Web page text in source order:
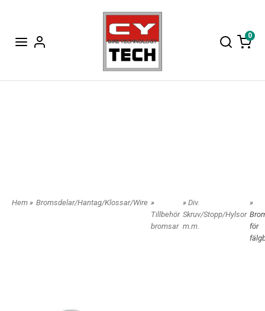
0
Hem » Bromsdelar/Hantag/Klossar/Wire »
Tillbehör
bromsar
» Div.
Skruv/Stopp/Hylsor
m.m.
»
för